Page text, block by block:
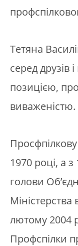
Тетяна
серед друзів
позицією,
виваженістю.
1970 році, а
голови
лютому 2004
Профспілки